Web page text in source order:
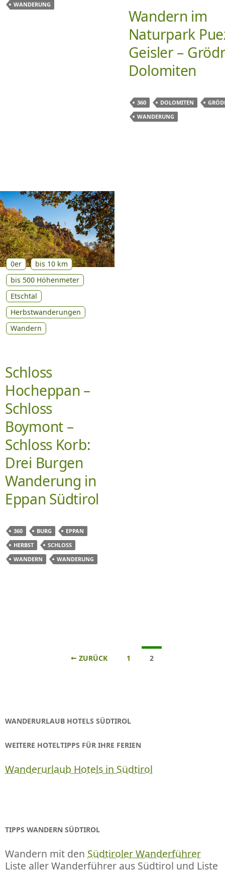
WANDERUNG
Wandern im
Naturpark
Geisler –
Dolomiten
360 DOLOMITEN
WANDERUNG
0er
bis 10 km
bis 500 Höhenmeter
Etschtal
Herbstwanderungen
Wandern
Schloss
Hocheppan –
Schloss
Boymont –
Schloss Korb:
Drei Burgen
Wanderung in
Eppan Südtirol
360 BURG
EPPAN
HERBST
SCHLOSS
WANDERN
WANDERUNG
← ZURÜCK 1 2
WANDERURLAUB HOTELS SÜDTIROL
WEITERE HOTELTIPPS FÜR IHRE FERIEN
Wanderurlaub Hotels in Südtirol
TIPPS WANDERN SÜDTIROL
Wandern mit den Südtiroler Wanderführer
Liste aller Wanderführer aus Südtirol und Liste